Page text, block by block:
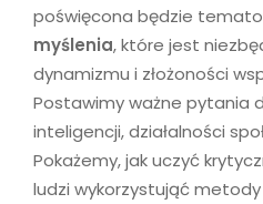
poświęcona będzie
myślenia, które jest
dynamizmu i złożoności
Postawimy ważne pytania
inteligencji, działalności
Pokażemy, jak uczyć
ludzi wykorzystująć